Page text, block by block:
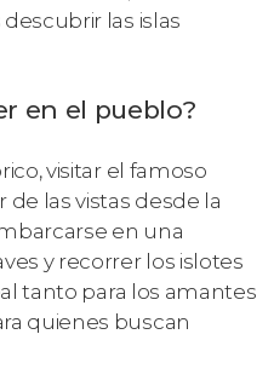
las islas
en el pueblo?
visitar el famoso
las vistas desde la
en una
y recorrer los islotes
tanto para los amantes
quienes buscan